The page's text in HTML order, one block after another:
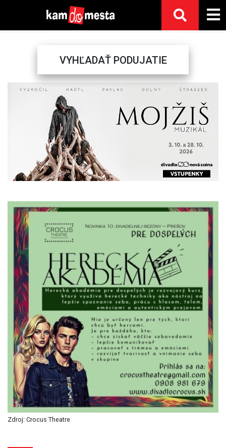
VYHĽADAŤ PODUJATIE
Previous
Zdroj: Crocus Theatre